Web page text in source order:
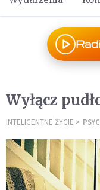
Wyłącz
INTELIGENTNE ŻYCIE